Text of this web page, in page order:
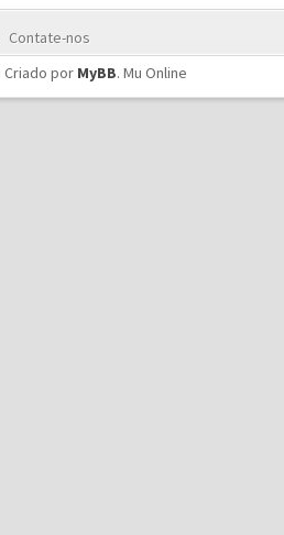
Contate-nos
Criado por MyBB. Mu Online